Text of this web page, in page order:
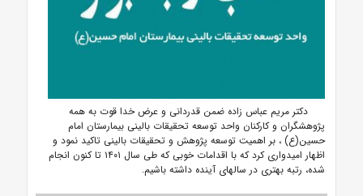
دکتر مریم عباس زاده ضمن قدردانی و عرض خدا قوت به همه
پژوهشگران و کارکنان واحد توسعه تحقیقات بالینی بیمارستان امام
حسین(ع) ، بر اهمیت توسعه پژوهش و تحقیقات بالینی تاکید نمود و
اظهار امیدواری کرد که با اقدامات خوبی که طی سال ۱۴۰۱ تا کنون انجام
شده، رتبه بهتری در سالهای آینده داشته باشیم.